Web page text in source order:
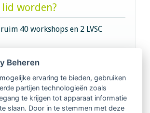
worden?
40 workshops en 2 LVSC
met geregistreerde vakgenoten
2100 professionals in 14
Beheren
ervaring te bieden, gebruiken
partijen technologieën zoals
te krijgen tot apparaat informatie
slaan. Door in te stemmen met deze